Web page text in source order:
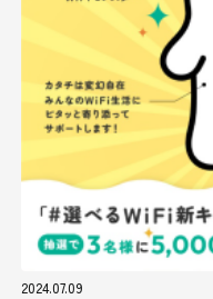
2024.07.09